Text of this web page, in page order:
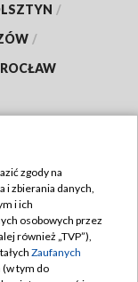
/
/
zgody na
i zbierania danych,
i ich
osobowych przez
również „TVP”),
Zaufanych
(w tym do